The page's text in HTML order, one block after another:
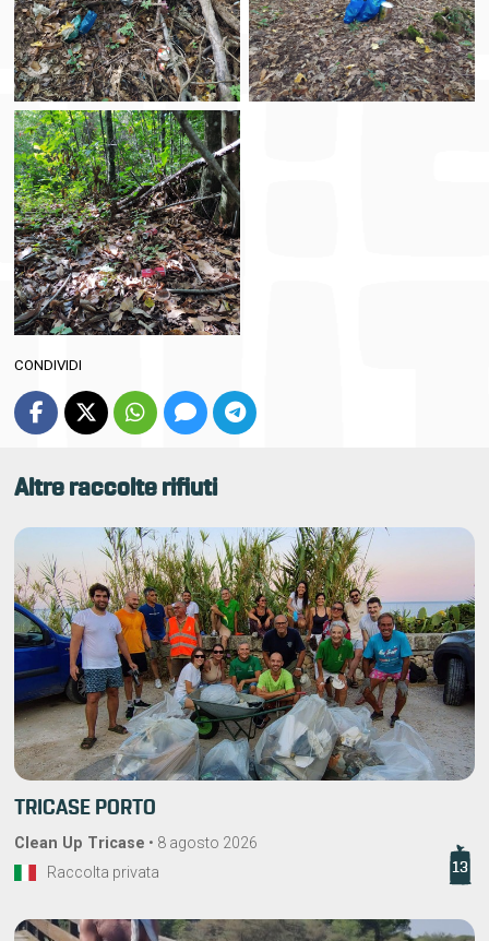
CONDIVIDI
Altre raccolte rifiuti
TRICASE PORTO
Clean Up Tricase • 8 agosto 2026
Raccolta privata
13